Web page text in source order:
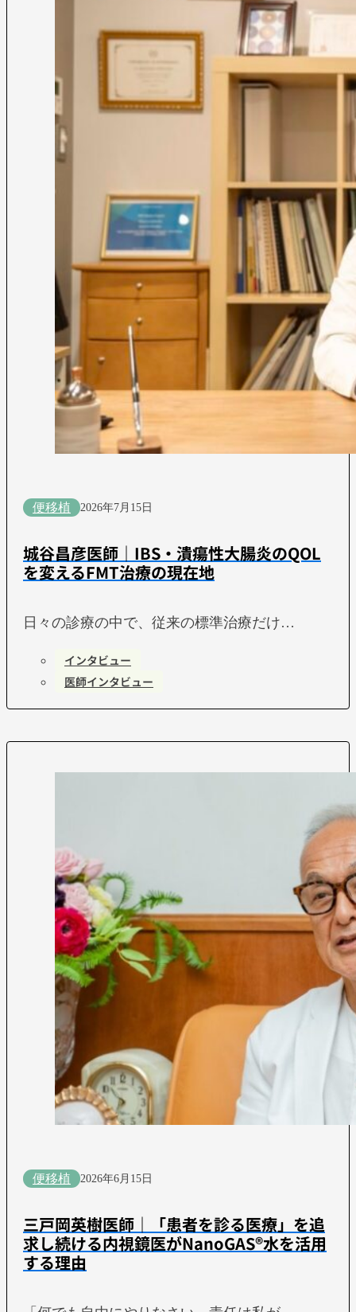
便移植 2026年7月15日
城谷昌彦医師｜IBS・潰瘍性大腸炎のQOL
を変えるFMT治療の現在地
日々の診療の中で、従来の標準治療だけ…
インタビュー
医師インタビュー
便移植 2026年6月15日
三戸岡英樹医師｜「患者を診る医療」を追
求し続ける内視鏡医がNanoGAS®水を活用
する理由